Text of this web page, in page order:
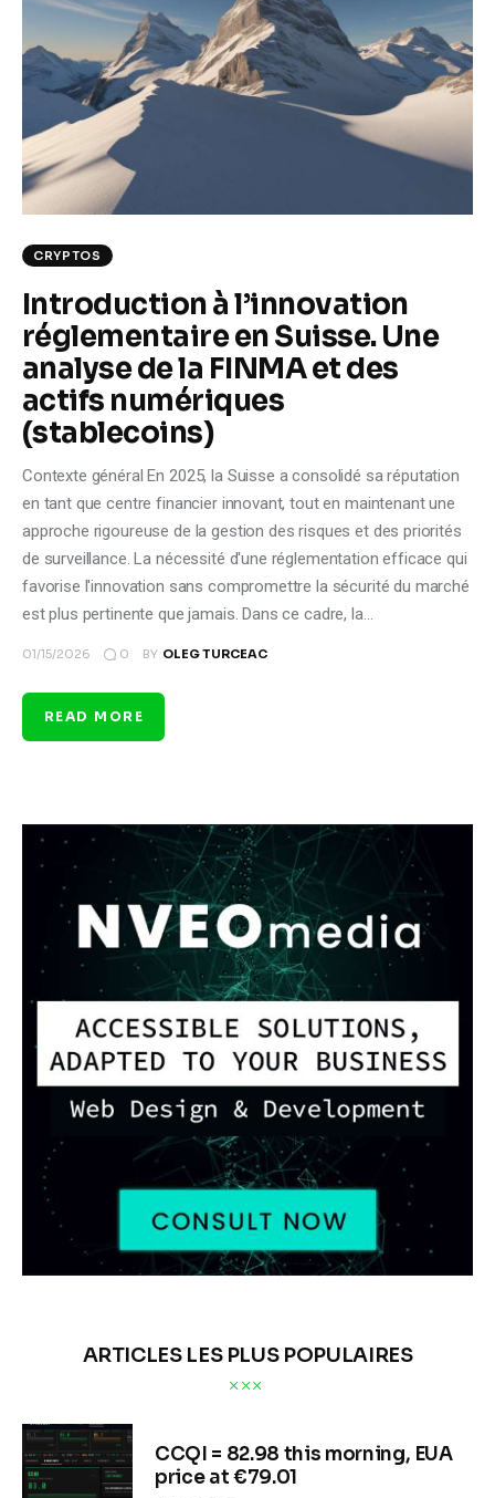
Climate
Markets
Tech
Reports
Shop
CRYPTOS
Introduction à l’innovation
réglementaire en Suisse. Une
analyse de la FINMA et des
actifs numériques
(stablecoins)
Contexte général En 2025, la Suisse a consolidé sa réputation
en tant que centre financier innovant, tout en maintenant une
approche rigoureuse de la gestion des risques et des priorités
de surveillance. La nécessité d'une réglementation efficace qui
favorise l'innovation sans compromettre la sécurité du marché
est plus pertinente que jamais. Dans ce cadre, la…
01/15/2026 0 BY OLEG TURCEAC
READ MORE
ARTICLES LES PLUS POPULAIRES
CCQI = 82.98 this morning, EUA
price at €79.01